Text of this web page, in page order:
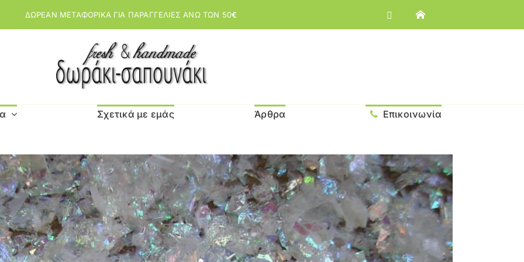
ΔΩΡΕΑΝ ΜΕΤΑΦΟΡΙΚΑ ΓΙΑ ΠΑΡΑΓΓΕΛΙΕΣ ΑΝΩ ΤΩΝ 50€
Σχετικά με εμάς Άρθρα Επικοινωνία